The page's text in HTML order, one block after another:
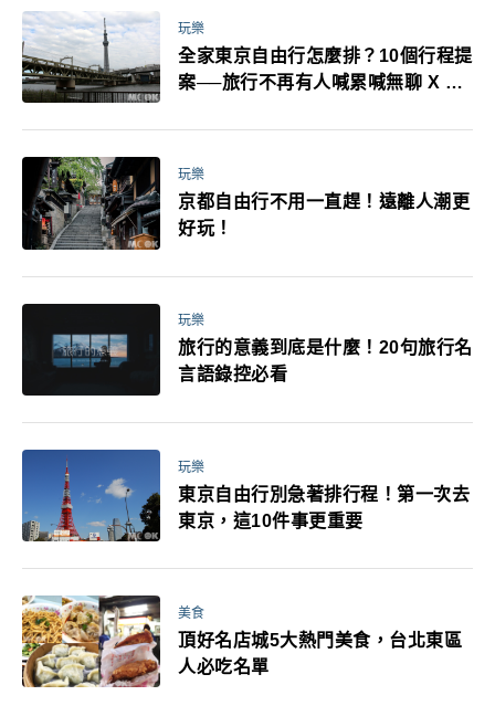
玩樂
全家東京自由行怎麼排？10個行程提
案──旅行不再有人喊累喊無聊 X 爸
玩樂
京都自由行不用一直趕！遠離人潮更
好玩！
玩樂
旅行的意義到底是什麼！20句旅行名
言語錄控必看
玩樂
東京自由行別急著排行程！第一次去
東京，這10件事更重要
美食
頂好名店城5大熱門美食，台北東區
人必吃名單